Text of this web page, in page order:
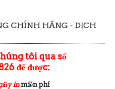
CHÍNH HÃNG - DỊCH
tôi qua số
để được:
inmiễn phí